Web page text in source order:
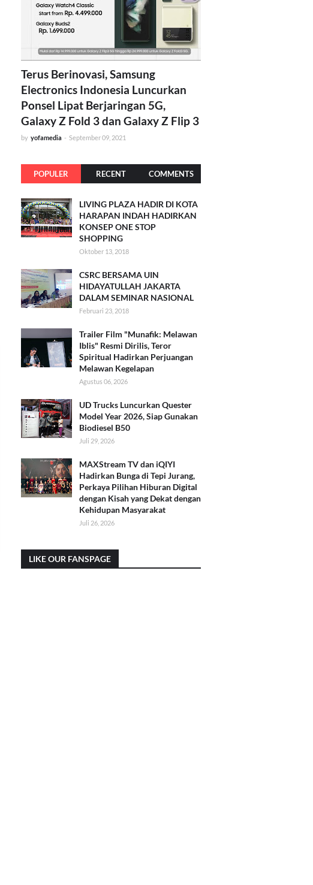
Terus Berinovasi, Samsung
Electronics Indonesia Luncurkan
Ponsel Lipat Berjaringan 5G,
Galaxy Z Fold 3 dan Galaxy Z Flip 3
by yofamedia - September 09, 2021
POPULER RECENT COMMENTS
LIVING PLAZA HADIR DI KOTA
HARAPAN INDAH HADIRKAN
KONSEP ONE STOP
SHOPPING
Oktober 13, 2018
CSRC BERSAMA UIN
HIDAYATULLAH JAKARTA
DALAM SEMINAR NASIONAL
Februari 23, 2018
Trailer Film "Munafik: Melawan
Iblis" Resmi Dirilis, Teror
Spiritual Hadirkan Perjuangan
Melawan Kegelapan
Agustus 06, 2026
UD Trucks Luncurkan Quester
Model Year 2026, Siap Gunakan
Biodiesel B50
Juli 29, 2026
MAXStream TV dan iQIYI
Hadirkan Bunga di Tepi Jurang,
Perkaya Pilihan Hiburan Digital
dengan Kisah yang Dekat dengan
Kehidupan Masyarakat
Juli 26, 2026
LIKE OUR FANSPAGE